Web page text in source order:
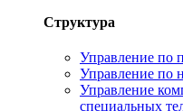
Структура
Управление по
Управление по
Управление
специальных